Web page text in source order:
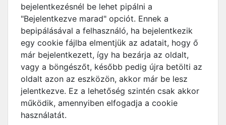
bejelentkezésnél be lehet pipálni a
"Bejelentkezve marad" opciót. Ennek a
bepipálásával a felhasználó, ha bejelentkezik
egy cookie fájlba elmentjük az adatait, hogy ő
már bejelentkezett, így ha bezárja az oldalt,
vagy a böngészőt, később pedig újra betölti az
oldalt azon az eszközön, akkor már be lesz
jelentkezve. Ez a lehetőség szintén csak akkor
működik, amennyiben elfogadja a cookie
használatát.